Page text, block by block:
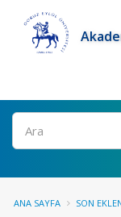
Ara
ANA SAYFA SON